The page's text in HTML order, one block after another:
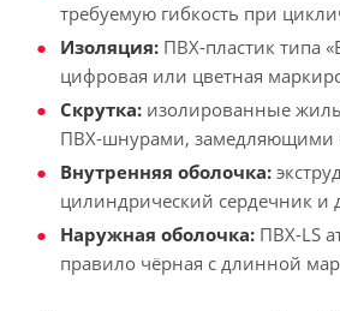
требуемую гибкость при
Изоляция: ПВХ-пластик типа
цифровая или цветная
Скрутка: изолированные
ПВХ-шнурами, замедляющими
Внутренняя оболочка:
цилиндрический сердечник
Наружная оболочка: ПВХ-LS
правило чёрная с длинной